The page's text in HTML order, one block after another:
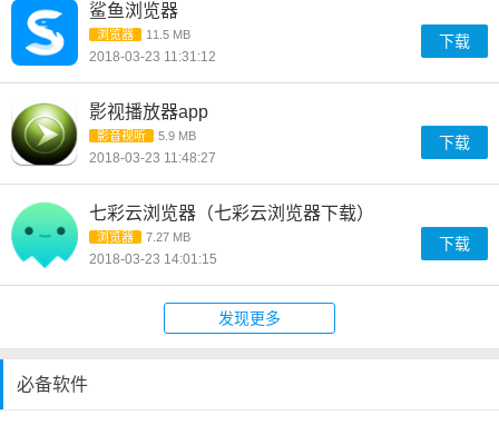
鲨鱼浏览器
浏览器 11.5 MB
2018-03-23 11:31:12
下载
影视播放器app
影音视听 5.9 MB
2018-03-23 11:48:27
下载
七彩云浏览器（七彩云浏览器下载）
浏览器 7.27 MB
2018-03-23 14:01:15
下载
发现更多
必备软件